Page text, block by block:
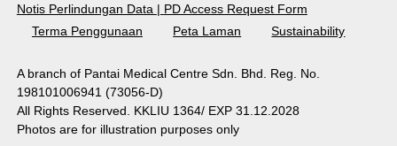
Notis Perlindungan Data | PD Access Request Form
Terma Penggunaan
Peta Laman Sustainability
A branch of Pantai Medical Centre Sdn. Bhd. Reg. No.
198101006941 (73056-D)
All Rights Reserved. KKLIU 1364/ EXP 31.12.2028
Photos are for illustration purposes only